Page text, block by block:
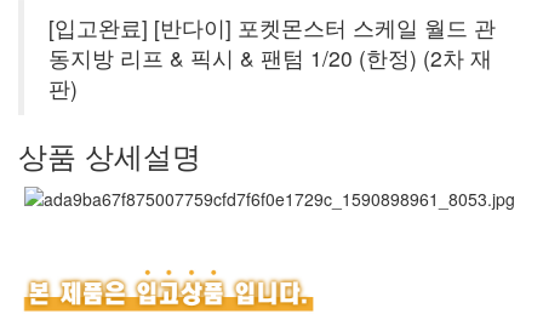
[입고완료] [반다이] 포켓몬스터 스케일 월드 관
동지방 리프 & 픽시 & 팬텀 1/20 (한정) (2차 재
판)
상품 상세설명